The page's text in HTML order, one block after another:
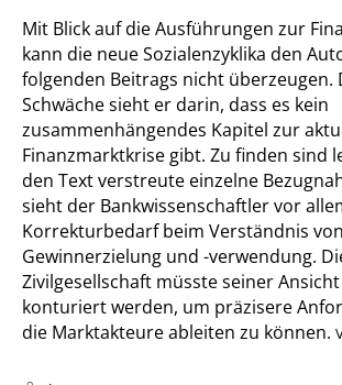
Mit Blick auf die Ausführungen zur
kann die neue Sozialenzyklika den
folgenden Beitrags nicht überzeugen.
Schwäche sieht er darin, dass es kein
zusammenhängendes Kapitel zur
Finanzmarktkrise gibt. Zu finden sind
den Text verstreute einzelne
sieht der Bankwissenschaftler vor
Korrekturbedarf beim Verständnis von
Gewinnerzielung und -verwendung.
Zivilgesellschaft müsste seiner
konturiert werden, um präzisere
die Marktakteure ableiten zu können.